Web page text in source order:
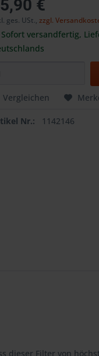
€
ges. USt.,zzgl.
Sofort versandfertig,
Vergleichen
Nr.: 1142146
dieser Filter von